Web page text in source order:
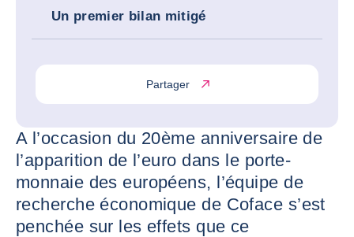
Un premier bilan mitigé
Partager
A l’occasion du 20ème anniversaire de
l’apparition de l’euro dans le porte-
monnaie des européens, l’équipe de
recherche économique de Coface s’est
penchée sur les effets que ce